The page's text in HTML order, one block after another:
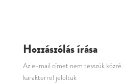
Hozzászólás írása
Az e-mail címet nem tesszük közzé.
karakterrel jelöltük